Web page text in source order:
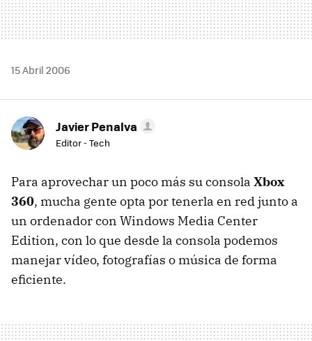
15 Abril 2006
Javier Penalva
Editor - Tech
Para aprovechar un poco más su consola Xbox
360, mucha gente opta por tenerla en red junto a
un ordenador con Windows Media Center
Edition, con lo que desde la consola podemos
manejar vídeo, fotografías o música de forma
eficiente.